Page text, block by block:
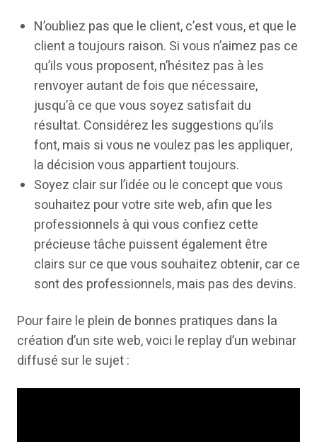
N’oubliez pas que le client, c’est vous, et que le
client a toujours raison. Si vous n’aimez pas ce
qu’ils vous proposent, n’hésitez pas à les
renvoyer autant de fois que nécessaire,
jusqu’à ce que vous soyez satisfait du
résultat. Considérez les suggestions qu’ils
font, mais si vous ne voulez pas les appliquer,
la décision vous appartient toujours.
Soyez clair sur l’idée ou le concept que vous
souhaitez pour votre site web, afin que les
professionnels à qui vous confiez cette
précieuse tâche puissent également être
clairs sur ce que vous souhaitez obtenir, car ce
sont des professionnels, mais pas des devins.
Pour faire le plein de bonnes pratiques dans la
création d’un site web, voici le replay d’un webinar
diffusé sur le sujet :